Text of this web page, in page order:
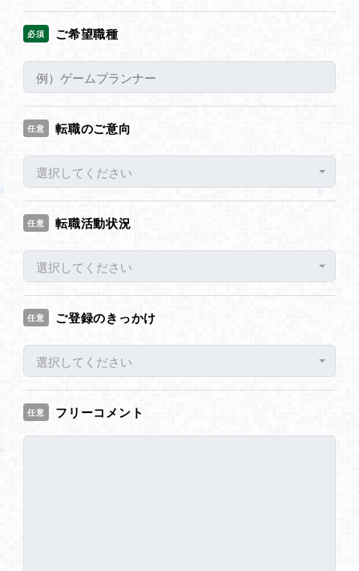
必須 ご希望職種
任意 転職のご意向
選択してください
任意 転職活動状況
選択してください
任意 ご登録のきっかけ
選択してください
任意 フリーコメント